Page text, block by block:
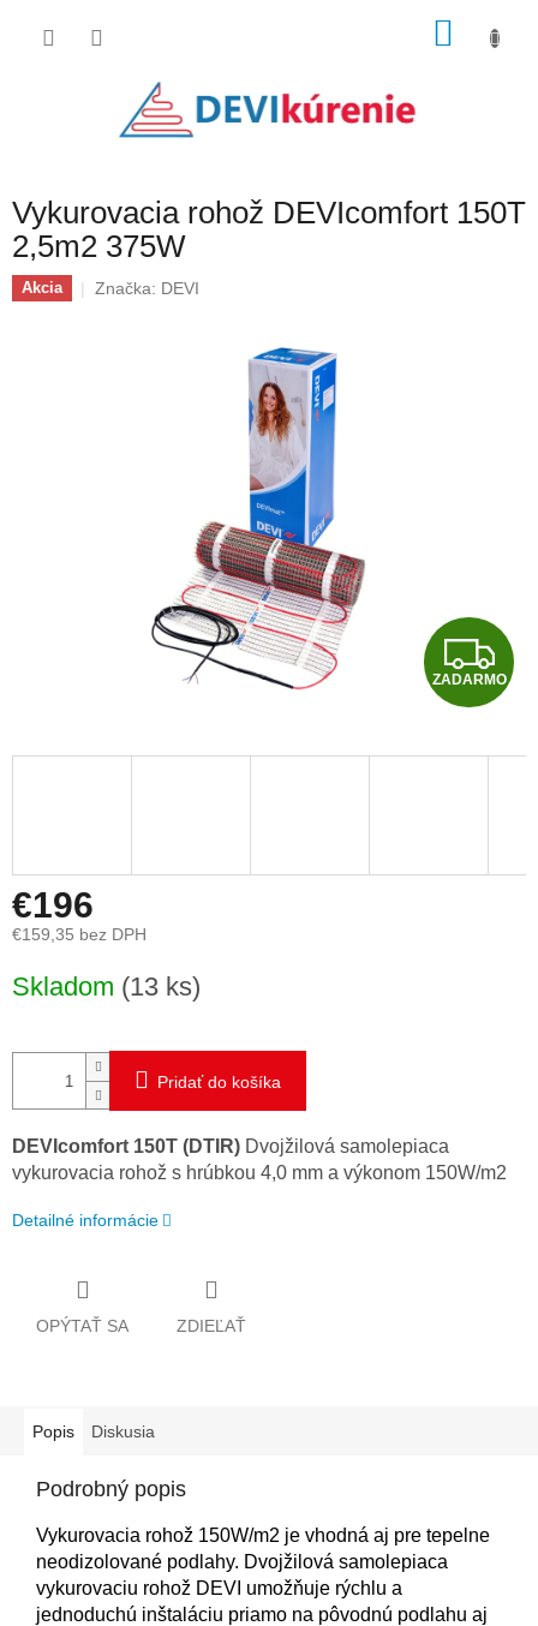
Vykurovacia rohož DEVIcomfort 150T
2,5m2 375W
Akcia Značka: DEVI
Z
A
D
ZADARMO
€196
€159,35 bez DPH
cena:
Skladom (13 ks)
Pridať do košíka
DEVIcomfort 150T (DTIR) Dvojžilová samolepiaca
vykurovacia rohož s hrúbkou 4,0 mm a výkonom 150W/m2
Detailné informácie
OPÝTAŤ SA ZDIEĽAŤ
Popis Diskusia
Podrobný popis
Vykurovacia rohož 150W/m2 je vhodná aj pre tepelne
neodizolované podlahy. Dvojžilová samolepiaca
vykurovaciu rohož DEVI umožňuje rýchlu a
jednoduchú inštaláciu priamo na pôvodnú podlahu aj